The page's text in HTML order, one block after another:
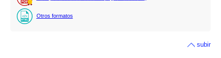
Otros formatos
subir